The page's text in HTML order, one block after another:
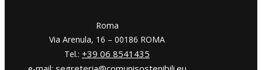
​​Roma
Via Arenula, 16 – 00186 ROMA
Tel.: +39 06 8541435